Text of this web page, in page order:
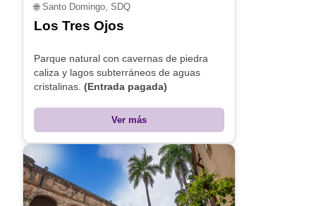
🌐Santo Domingo, SDQ
Los Tres Ojos
Parque natural con cavernas de piedra
caliza y lagos subterráneos de aguas
cristalinas. (Entrada pagada)
Ver más